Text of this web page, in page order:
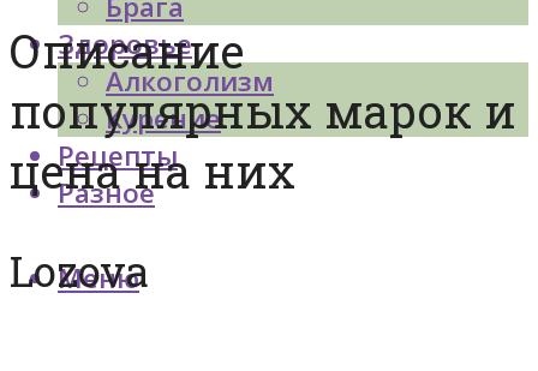
Здоровье
Алкоголизм
Курение
Рецепты
Разное
Меню
Описание
популярных марок и
цена на них
Lozova